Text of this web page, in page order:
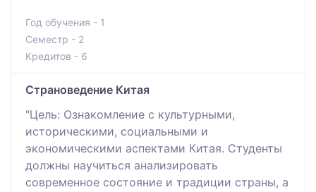
Год обучения - 1
Семестр - 2
Кредитов - 6
Страноведение Китая
"Цель: Ознакомление с культурными,
историческими, социальными и
экономическими аспектами Китая. Студенты
должны научиться анализировать
современное состояние и традиции страны, а